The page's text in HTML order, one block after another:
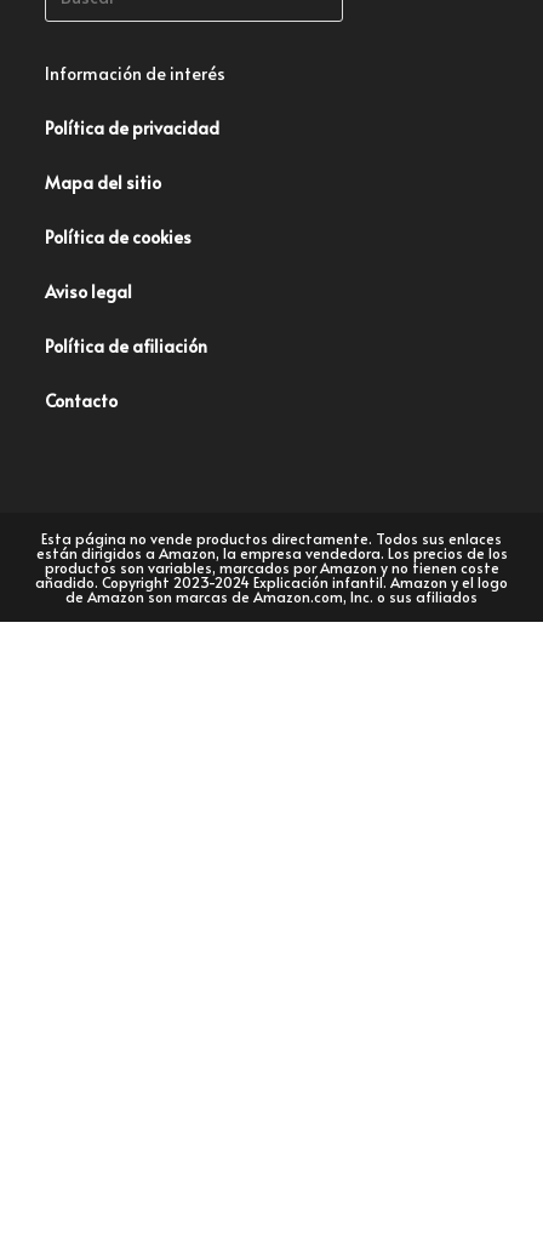
Información de interés
Política de privacidad
Mapa del sitio
Política de cookies
Aviso legal
Política de afiliación
Contacto
Esta página no vende productos directamente. Todos sus enlaces
están dirigidos a Amazon, la empresa vendedora. Los precios de los
productos son variables, marcados por Amazon y no tienen coste
añadido. Copyright 2023-2024 Explicación infantil. Amazon y el logo
de Amazon son marcas de Amazon.com, Inc. o sus afiliados